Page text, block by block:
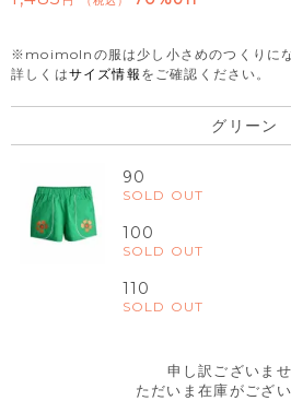
※moimolnの服は少し小さめのつくりにな
詳しくはサイズ情報 をご確認ください。
グリーン
90
SOLD OUT
100
SOLD OUT
110
SOLD OUT
申し訳ございませ
ただいま在庫がござい